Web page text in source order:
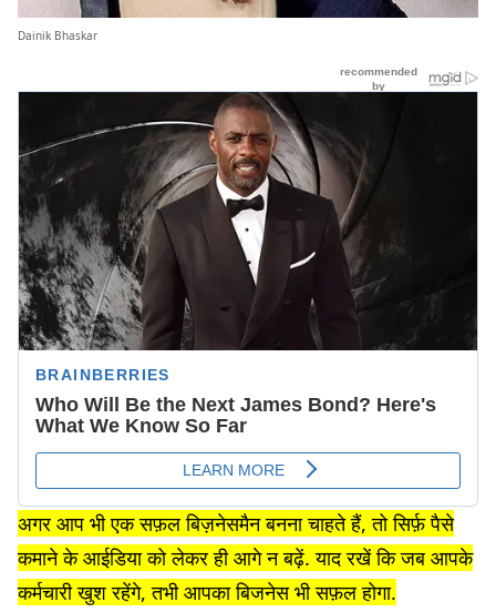
Dainik Bhaskar
अगर आप भी एक सफ़ल बिज़नेसमैन बनना चाहते हैं, तो सिर्फ़ पैसे
कमाने के आईडिया को लेकर ही आगे न बढ़ें. याद रखें कि जब आपके
कर्मचारी खुश रहेंगे, तभी आपका बिजनेस भी सफ़ल होगा.